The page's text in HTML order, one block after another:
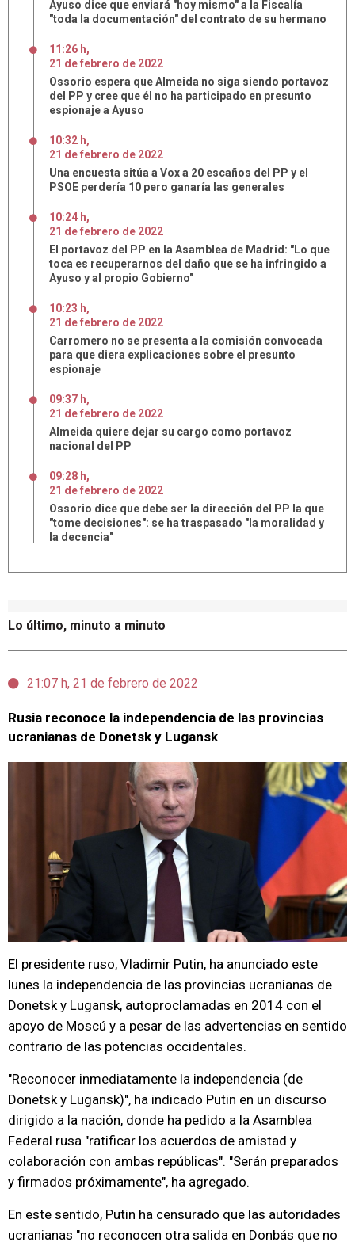
Lo último, minuto a minuto
21:07 h, 21 de febrero de 2022
Rusia reconoce la independencia de las provincias
ucranianas de Donetsk y Lugansk
El presidente ruso, Vladimir Putin, ha anunciado este
lunes la independencia de las provincias ucranianas de
Donetsk y Lugansk, autoproclamadas en 2014 con el
apoyo de Moscú y a pesar de las advertencias en sentido
contrario de las potencias occidentales.
"Reconocer inmediatamente la independencia (de
Donetsk y Lugansk)", ha indicado Putin en un discurso
dirigido a la nación, donde ha pedido a la Asamblea
Federal rusa "ratificar los acuerdos de amistad y
colaboración con ambas repúblicas". "Serán preparados
y firmados próximamente", ha agregado.
En este sentido, Putin ha censurado que las autoridades
ucranianas "no reconocen otra salida en Donbás que no
Ayuso dice que enviará "hoy mismo" a la Fiscalía
"toda la documentación" del contrato de su hermano
11:26 h,
21 defebrero de 2022
Ossorio espera que Almeida no siga siendo portavoz
del PP y cree que él no ha participado en presunto
espionaje a Ayuso
10:32 h,
21 defebrero de 2022
Una encuesta sitúa a Vox a 20 escaños del PP y el
PSOE perdería 10 pero ganaría las generales
10:24 h,
21 defebrero de 2022
El portavoz del PP en la Asamblea de Madrid: "Lo que
toca es recuperarnos del daño que se ha infringido a
Ayuso y al propio Gobierno"
10:23 h,
21 defebrero de 2022
Carromero no se presenta a la comisión convocada
para que diera explicaciones sobre el presunto
espionaje
09:37 h,
21 defebrero de 2022
Almeida quiere dejar su cargo como portavoz
nacional del PP
09:28 h,
21 defebrero de 2022
Ossorio dice que debe ser la dirección del PP la que
"tome decisiones": se ha traspasado "la moralidad y
la decencia"